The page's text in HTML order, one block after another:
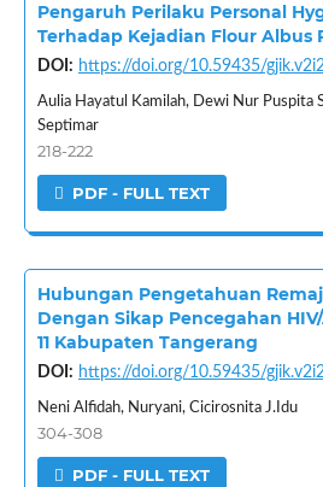
Pengaruh Perilaku Personal
Terhadap Kejadian Flour Albus
DOI: https://doi.org/10.59435/
Aulia Hayatul Kamilah, Dewi Nur Puspita
Septimar
218-222
PDF - FULL TEXT
Hubungan Pengetahuan
Dengan Sikap Pencegahan
11 Kabupaten Tangerang
DOI: https://doi.org/10.59435/
Neni Alfidah, Nuryani, Cicirosnita J.Idu
304-308
PDF - FULL TEXT